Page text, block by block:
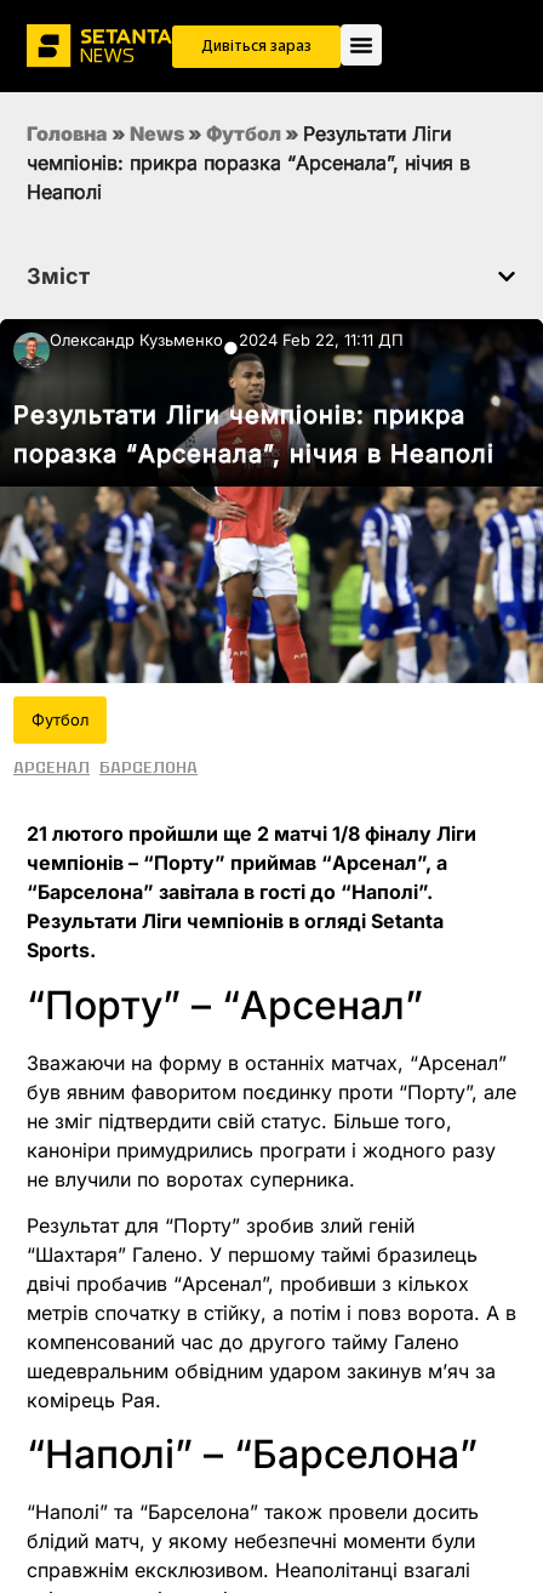
Дивіться зараз
Головна » News » Футбол » Результати Ліги
чемпіонів: прикра поразка “Арсенала”, нічия в
Неаполі
Зміст
Олександр Кузьменко●2024 Feb 22, 11:11 ДП
Результати Ліги чемпіонів: прикра
поразка “Арсенала”, нічия в Неаполі
Футбол
Арсенал Барселона
21 лютого пройшли ще 2 матчі 1/8 фіналу Ліги
чемпіонів – “Порту” приймав “Арсенал”, а
“Барселона” завітала в гості до “Наполі”.
Результати Ліги чемпіонів в огляді Setanta
Sports.
“Порту” – “Арсенал”
Зважаючи на форму в останніх матчах, “Арсенал”
був явним фаворитом поєдинку проти “Порту”, але
не зміг підтвердити свій статус. Більше того,
каноніри примудрились програти і жодного разу
не влучили по воротах суперника.
Результат для “Порту” зробив злий геній
“Шахтаря” Галено. У першому таймі бразилець
двічі пробачив “Арсенал”, пробивши з кількох
метрів спочатку в стійку, а потім і повз ворота. А в
компенсований час до другого тайму Галено
шедевральним обвідним ударом закинув мʼяч за
комірець Рая.
“Наполі” – “Барселона”
“Наполі” та “Барселона” також провели досить
блідий матч, у якому небезпечні моменти були
справжнім ексклюзивом. Неаполітанці взагалі